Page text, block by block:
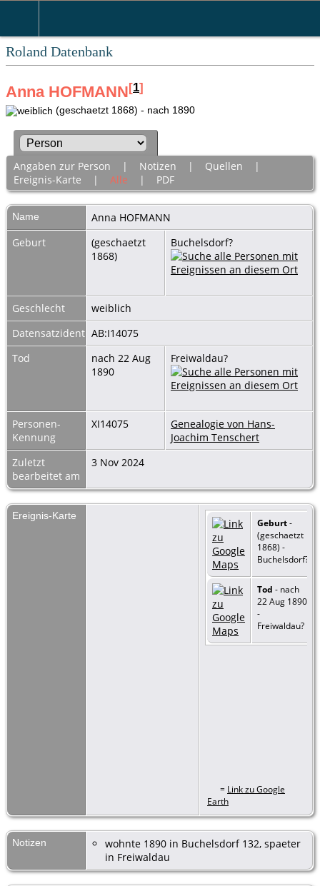
Roland Datenbank
Anna HOFMANN[1]
(geschaetzt 1868) - nach 1890
Angaben zur Person | Notizen | Quellen |
Ereignis-Karte | Alle | PDF
Name Anna HOFMANN
Geburt
(geschaetzt
1868)
Buchelsdorf?
Geschlecht
weiblich
Datensatzidentnummer
AB:I14075
Tod
nach 22 Aug
1890
Freiwaldau?
Personen-
Kennung
XI14075
Genealogie von Hans-
Joachim Tenschert
Zuletzt
bearbeitet am
3 Nov 2024
Ereignis-Karte
Geburt-
(geschaetzt
1868) -
Buchelsdorf?
Tod - nach
22 Aug 1890
-
Freiwaldau?
= Link zu Google
Earth
Notizen
wohnte 1890 in Buchelsdorf 132, spaeter
in Freiwaldau